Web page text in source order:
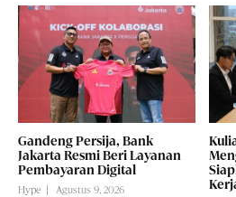
Gandeng Persija, Bank
Jakarta Resmi Beri Layanan
Pembayaran Digital
Hype Agustus 9, 2026